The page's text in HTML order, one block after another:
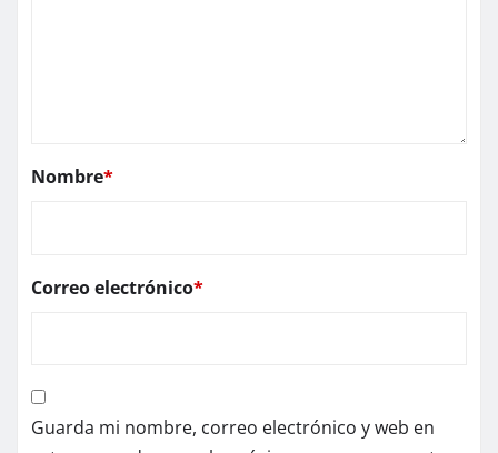
Nombre*
Correo electrónico*
Guarda mi nombre, correo electrónico y web en